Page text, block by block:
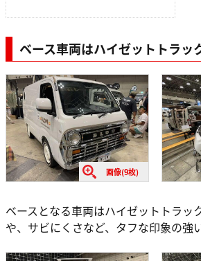
ベース車両はハイゼットトラッ
画像(9枚)
ベースとなる車両はハイゼットトラッ
や、サビにくさなど、タフな印象の強